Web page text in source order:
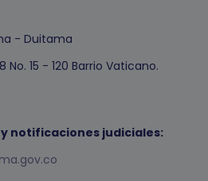
- Duitama
No. 15 - 120 Barrio Vaticano.
notificaciones judiciales: